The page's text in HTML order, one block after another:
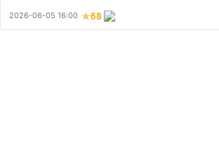
2026-06-05 16:00